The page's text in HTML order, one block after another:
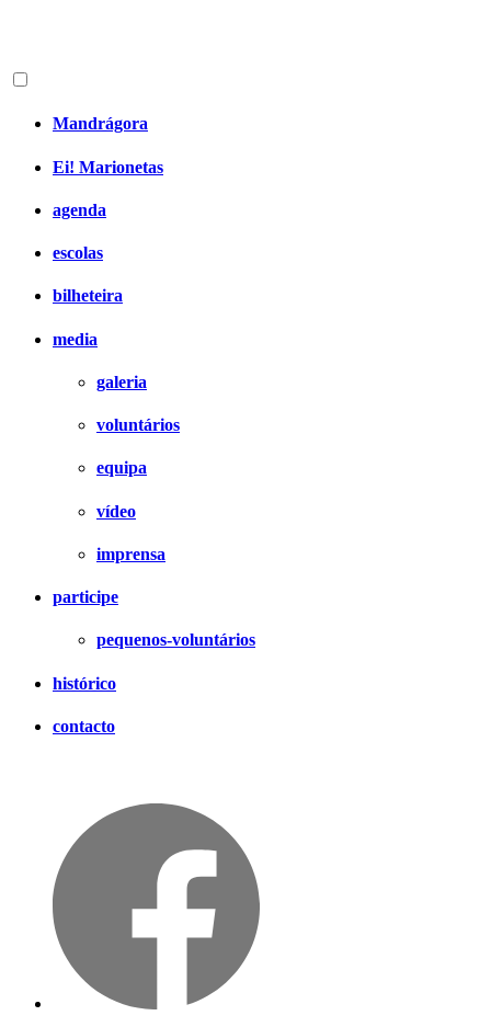
Mandrágora
Ei! Marionetas
agenda
escolas
bilheteira
media
galeria
voluntários
equipa
vídeo
imprensa
participe
pequenos-voluntários
histórico
contacto